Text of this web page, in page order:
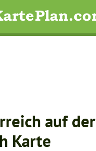
auf der
Karte